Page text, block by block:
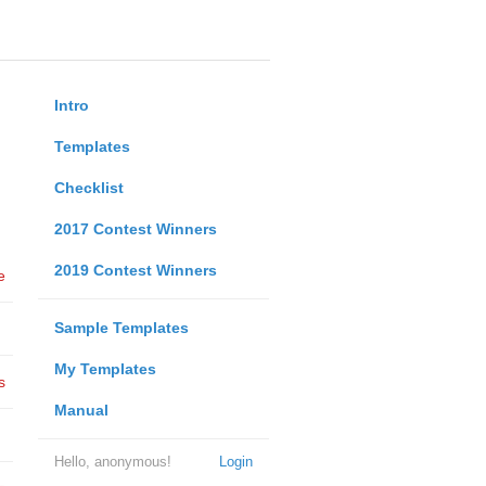
Intro
Templates
Checklist
2017 Contest Winners
2019 Contest Winners
Sample Templates
My Templates
Manual
Login
Hello, anonymous!